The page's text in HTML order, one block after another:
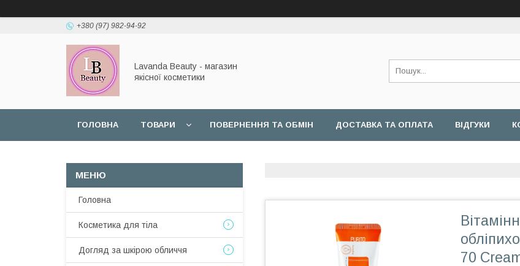
+380 (97) 982-94-92
Lavanda Beauty - магазин
якісної косметики
ГОЛОВНА ТОВАРИ ПОВЕРНЕННЯ ТА ОБМІН ДОСТАВКА ТА ОПЛАТА ВІДГУКИ
70
Головна
Косметика для тіла
Догляд за шкірою обличчя